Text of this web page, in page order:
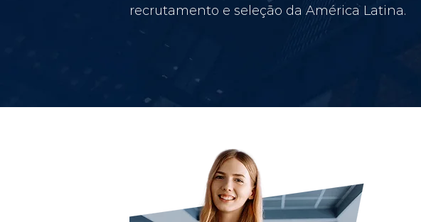
recrutamento e seleção da América Latina.